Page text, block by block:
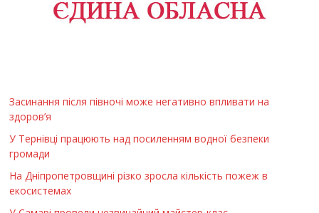
Засинання після півночі може негативно впливати на
здоров’я
У Тернівці працюють над посиленням водної безпеки
громади
На Дніпропетровщині різко зросла кількість пожеж в
екосистемах